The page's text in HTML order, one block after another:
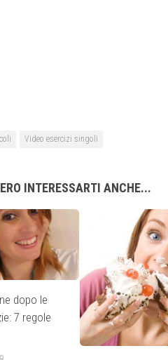
Video esercizi singoli
INTERESSARTI ANCHE...
dopo le
7 regole